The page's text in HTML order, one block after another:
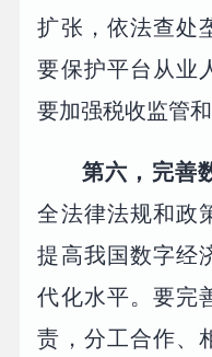
扩张，依法查处
要保护平台从业
要加强税收监管和
第六，完善
全法律法规和政
提高我国数字经
代化水平。要完
责，分工合作、